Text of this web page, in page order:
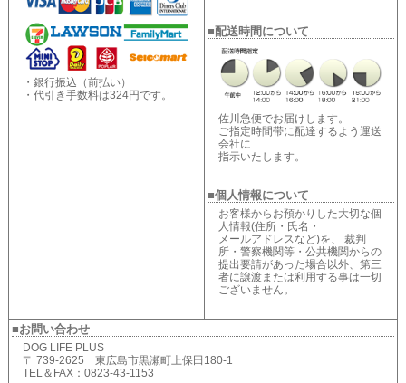
・銀行振込（前払い）
・代引き手数料は324円です。
■配送時間について
佐川急便でお届けします。
ご指定時間帯に配達するよう運送
会社に
指示いたします。
■個人情報について
お客様からお預かりした大切な個
人情報(住所・氏名・
メールアドレスなど)を、 裁判
所・警察機関等・公共機関からの
提出要請があった場合以外、第三
者に譲渡または利用する事は一切
ございません。
■お問い合わせ
DOG LIFE PLUS
〒 739-2625 東広島市黒瀬町上保田180-1
TEL＆FAX：0823-43-1153